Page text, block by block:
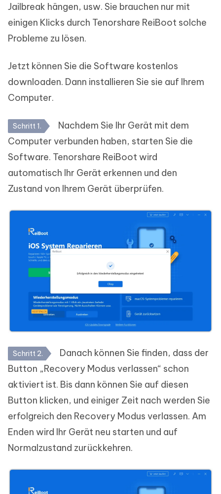
Jailbreak hängen, usw. Sie brauchen nur mit
einigen Klicks durch Tenorshare ReiBoot solche
Probleme zu lösen.
Jetzt können Sie die Software kostenlos
downloaden. Dann installieren Sie sie auf Ihrem
Computer.
Schritt 1.
Nachdem Sie Ihr Gerät mit dem
Computer verbunden haben, starten Sie die
Software. Tenorshare ReiBoot wird
automatisch Ihr Gerät erkennen und den
Zustand von Ihrem Gerät überprüfen.
Schritt 2.
Danach können Sie finden, dass der
Button „Recovery Modus verlassen“ schon
aktiviert ist. Bis dann können Sie auf diesen
Button klicken, und einiger Zeit nach werden Sie
erfolgreich den Recovery Modus verlassen. Am
Enden wird Ihr Gerät neu starten und auf
Normalzustand zurückkehren.